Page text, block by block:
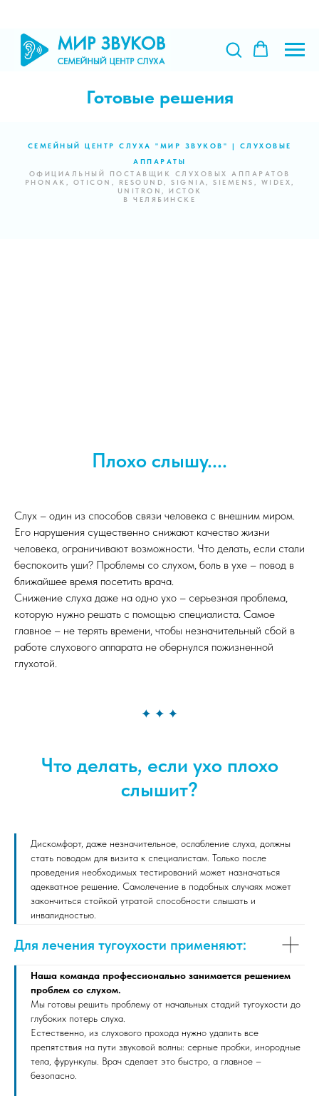
Готовые решения
СЕМЕЙНЫЙ ЦЕНТР СЛУХА "МИР ЗВУКОВ" | СЛУХОВЫЕ
АППАРАТЫ
ОФИЦИАЛЬНЫЙ ПОСТАВЩИК СЛУХОВЫХ АППАРАТОВ
PHONAK, OTICON, RESOUND, SIGNIA, SIEMENS, WIDEX,
UNITRON, ИСТОК
В ЧЕЛЯБИНСКЕ
Плохо слышу....
Слух – один из способов связи человека с внешним миром.
Его нарушения существенно снижают качество жизни
человека, ограничивают возможности. Что делать, если стали
беспокоить уши? Проблемы со слухом, боль в ухе – повод в
ближайшее время посетить врача.
Снижение слуха даже на одно ухо – серьезная проблема,
которую нужно решать с помощью специалиста. Самое
главное – не терять времени, чтобы незначительный сбой в
работе слухового аппарата не обернулся пожизненной
глухотой.
Что делать, если ухо плохо
слышит?
Дискомфорт, даже незначительное, ослабление слуха, должны
стать поводом для визита к специалистам. Только после
проведения необходимых тестирований может назначаться
адекватное решение. Самолечение в подобных случаях может
закончиться стойкой утратой способности слышать и
инвалидностью.
Для лечения тугоухости применяют:
Наша команда профессионально занимается решением
проблем со слухом.
Мы готовы решить проблему от начальных стадий тугоухости до
глубоких потерь слуха.
Естественно, из слухового прохода нужно удалить все
препятствия на пути звуковой волны: серные пробки, инородные
тела, фурункулы. Врач сделает это быстро, а главное –
безопасно.